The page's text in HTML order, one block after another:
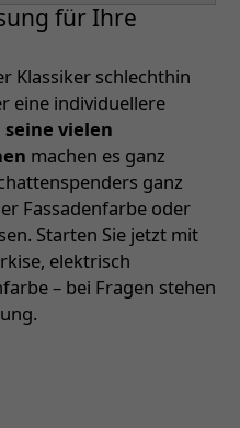
für Ihre
Klassiker schlechthin
eine individuellere
seine vielen
machen es ganz
ganz
Fassadenfarbe oder
Starten Sie jetzt mit
elektrisch
– bei Fragen stehen